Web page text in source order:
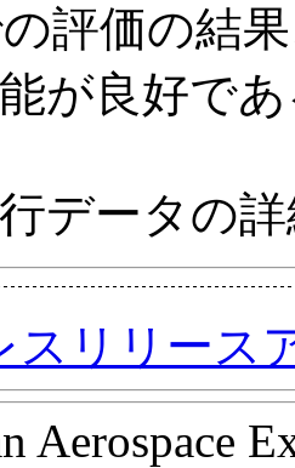
評価の結
が良好で
データの
スリリース
Aerospace